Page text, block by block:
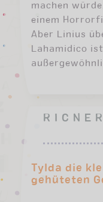
machen
einem
Aber Linius
Lahamidico
Tylda die
gehüteten